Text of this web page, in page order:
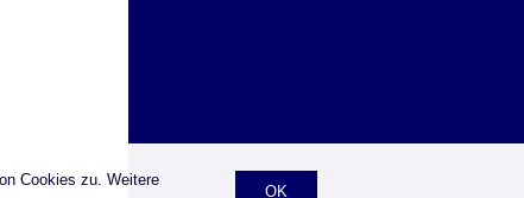
OK
Cookies zu. Weitere